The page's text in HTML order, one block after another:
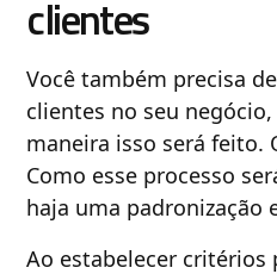
clientes
Você também precisa
clientes no seu
maneira isso será feito.
Como esse processo
haja uma padronização
Ao estabelecer critérios